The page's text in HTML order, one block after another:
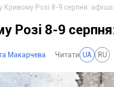
Кривому Розі 8-9 серпня: афіша
Розі 8-9
Макарчева Читати UA RU